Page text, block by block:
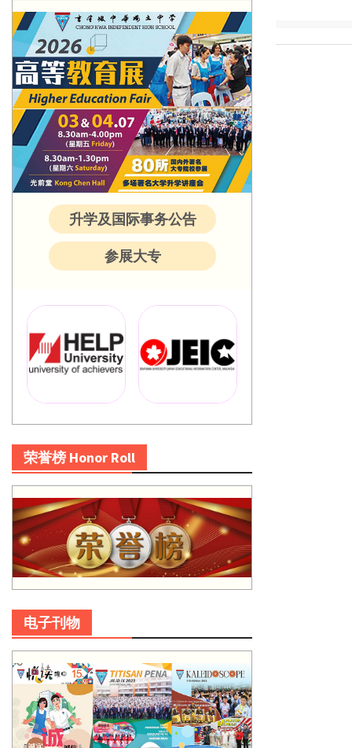
升学及国际事务公告
参展大专
荣誉榜 Honor Roll
电子刊物